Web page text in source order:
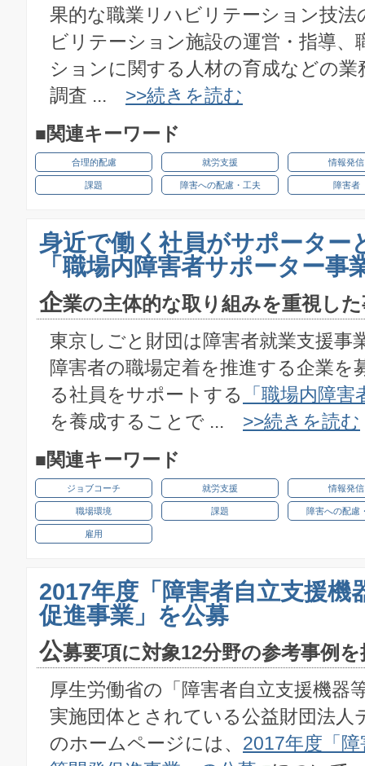
果的な職業リハビリテーション技法
ビリテーション施設の運営・指導、
ションに関する人材の育成などの
調査 ... >>続きを読む
■関連キーワード
合理的配慮 就労支援 情報発信
課題 障害への配慮・工夫 障害者
身近で働く社員がサポーター
「職場内障害者サポーター事
企業の主体的な取り組みを重視し
東京しごと財団は障害者就業支援事
障害者の職場定着を推進する企業を
る社員をサポートする
「職場内障
を養成することで ... >>続きを読む
■関連キーワード
ジョブコーチ 就労支援 情報発信
職場環境 課題 障害への配慮
雇用
2017年度「障害者自立支援機
促進事業」を公募
公募要項に対象12分野の参考事例を
厚生労働省の「障害者自立支援機器
実施団体とされている公益財団法人
のホームページには、 2017年度「